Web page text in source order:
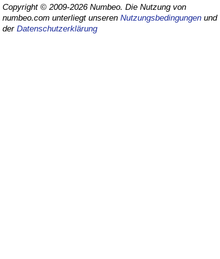
Copyright © 2009-2026 Numbeo. Die Nutzung von
numbeo.com unterliegt unseren Nutzungsbedingungen und
der Datenschutzerklärung
Kriminalitäts-Index
Kriminalitätsindex nach Land